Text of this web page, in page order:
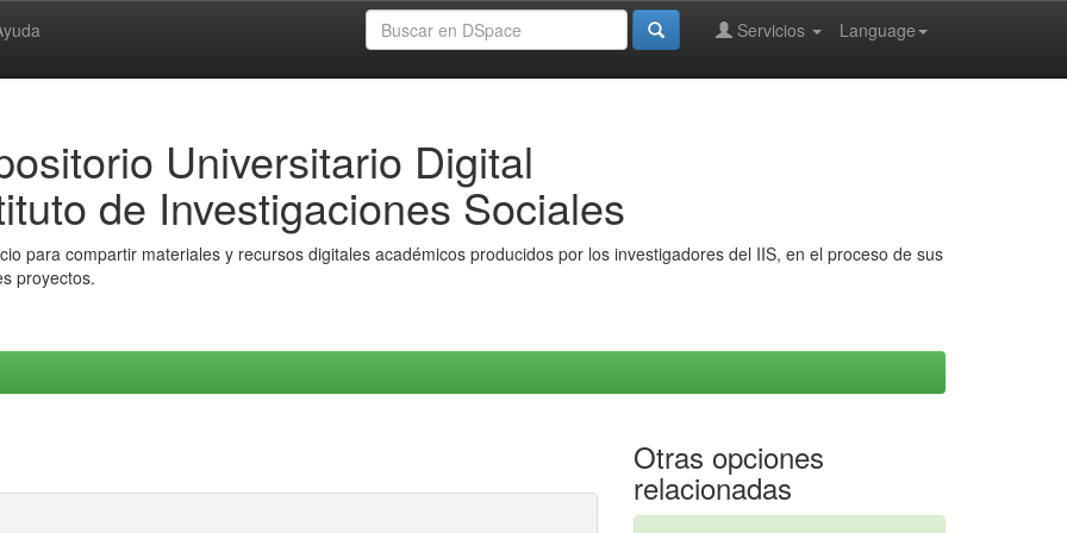
Language
Servicios
Universitario Digital
de Investigaciones Sociales
para compartir materiales y recursos digitales académicos producidos por los investigadores del IIS, en el proceso de sus
proyectos.
Otras opciones
relacionadas